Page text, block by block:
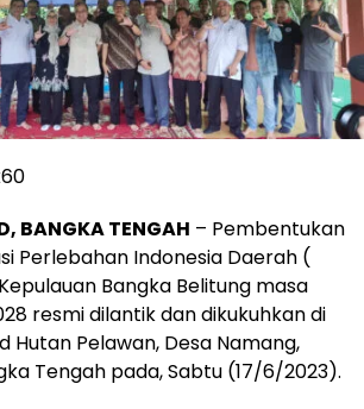
BANGKA TENGAH – Pembentukan
Perlebahan Indonesia Daerah (
Bangka Belitung masa
resmi dilantik dan dikukuhkan di
Hutan Pelawan, Desa Namang,
Tengah pada, Sabtu (17/6/2023).